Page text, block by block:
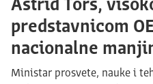
Astrid Tors,
predstavnicom
nacionalne
Ministar prosvete, nauke i